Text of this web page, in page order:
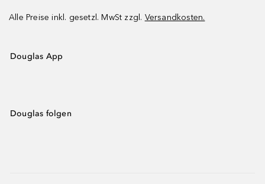
Alle Preise inkl. gesetzl. MwSt zzgl. Versandkosten.
Douglas App
Douglas folgen